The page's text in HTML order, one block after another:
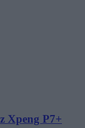
Xpeng P7+